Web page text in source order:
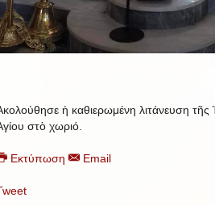
ἡ καθιερωμένη λιτάνευση τῆς
στὸ χωριό.
Εκτύπωση Email